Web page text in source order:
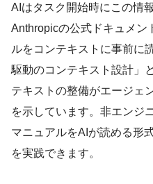
AIはタスク開始時にこの情
Anthropicの公式ドキュメン
ルをコンテキストに事前に
駆動のコンテキスト設計」
テキストの整備がエージェ
を示しています。非エンジ
マニュアルをAIが読める形
を実践できます。